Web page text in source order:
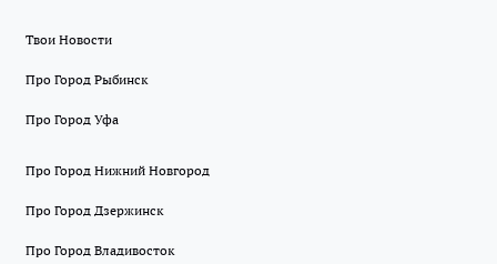
Твои Новости
Про Город Рыбинск
Про Город Уфа
Про Город Нижний Новгород
Про Город Дзержинск
Про Город Владивосток